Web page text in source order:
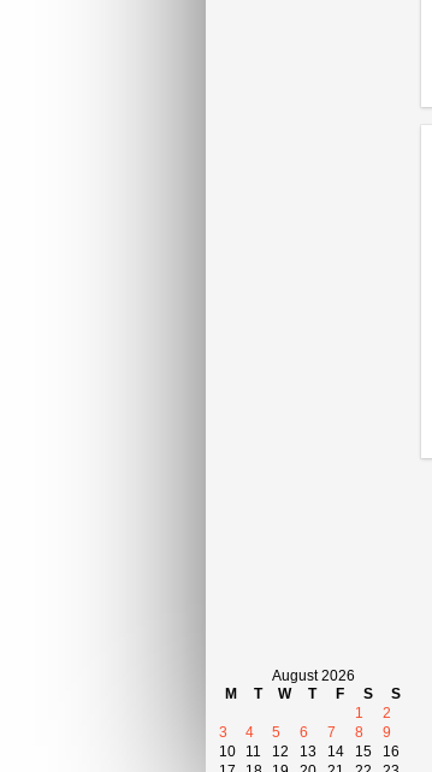
August 2026
M
T W T F S
S
1
2
3
4 5 6 7 8
9
10
11 12 13 14 15
16